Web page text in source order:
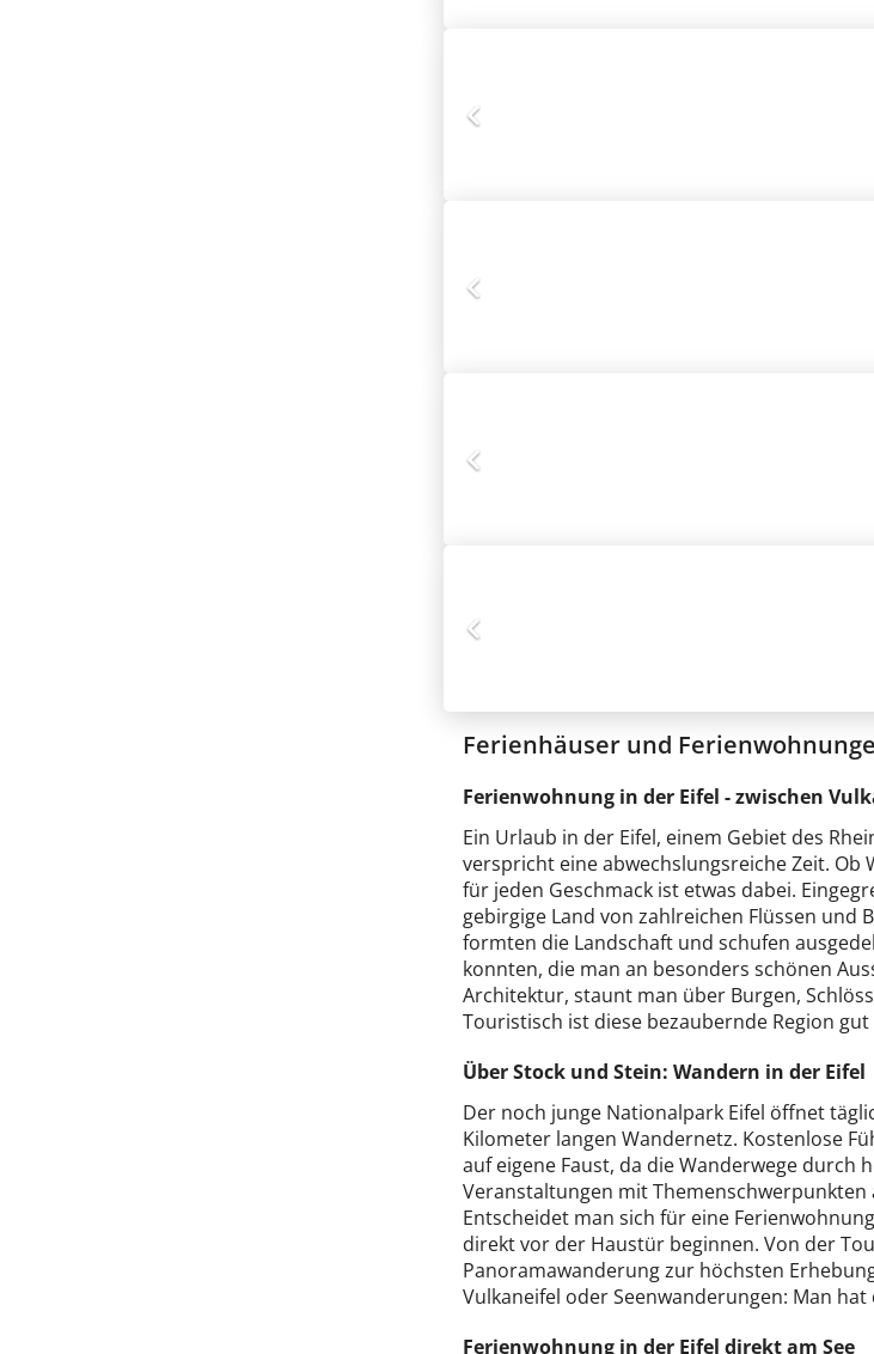
Ferienhäuser und
Ferienwohnung in der Eifel - zwischen
Ein Urlaub in der Eifel, einem Gebiet des
verspricht eine abwechslungsreiche Zeit. Ob
für jeden Geschmack ist etwas dabei.
gebirgige Land von zahlreichen Flüssen und
formten die Landschaft und schufen
konnten, die man an besonders schönen
Architektur, staunt man über Burgen,
Touristisch ist diese bezaubernde Region
Über Stock und Stein: Wandern in der Eifel
Der noch junge Nationalpark Eifel öffnet
Kilometer langen Wandernetz. Kostenlose
auf eigene Faust, da die Wanderwege durch
Veranstaltungen mit
Entscheidet man sich für eine
direkt vor der Haustür beginnen. Von der
Panoramawanderung zur höchsten
Vulkaneifel oder Seenwanderungen: Man hat
Ferienwohnung in der Eifel direkt am See